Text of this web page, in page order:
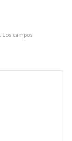
Los campos